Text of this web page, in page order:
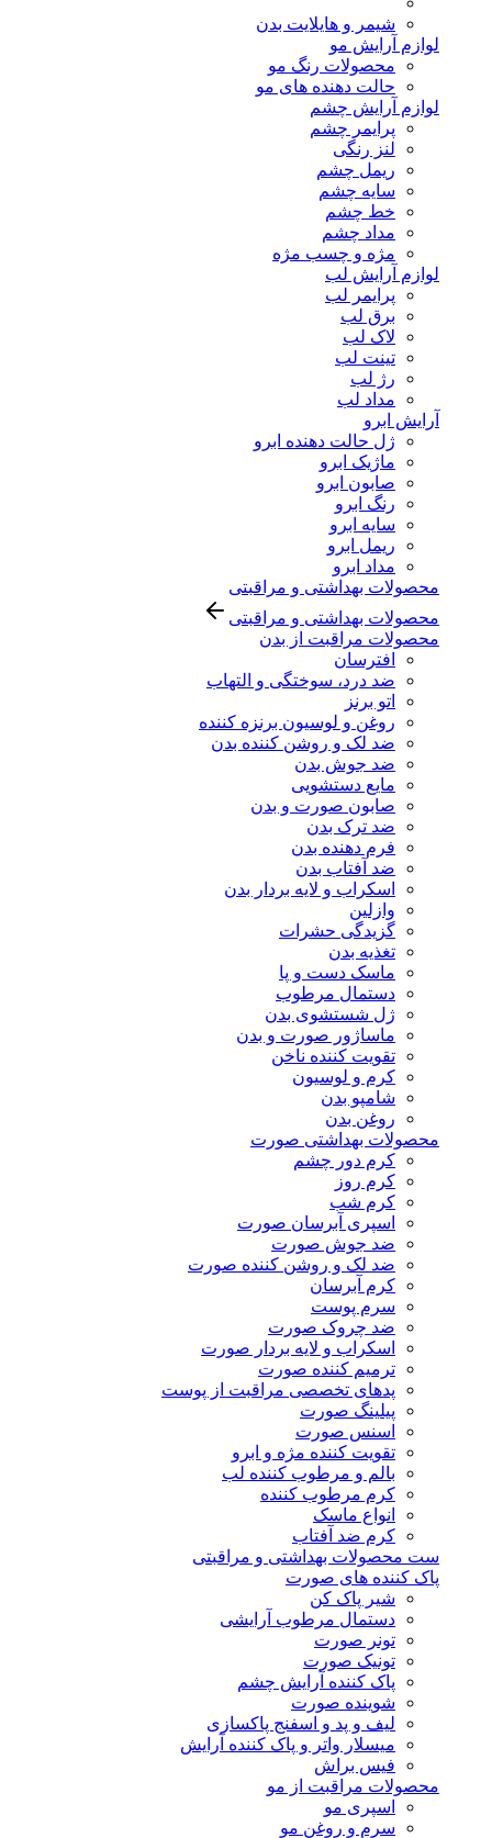
شیمر و هایلایت بدن
لوازم آرایش مو
محصولات رنگ مو
حالت دهنده های مو
لوازم آرایش چشم
پرایمر چشم
لنز رنگی
ریمل چشم
سایه چشم
خط چشم
مداد چشم
مژه و چسب مژه
لوازم آرایش لب
پرایمر لب
برق لب
لاک لب
تینت لب
رژ لب
مداد لب
آرایش ابرو
ژل حالت دهنده ابرو
ماژیک ابرو
صابون ابرو
رنگ ابرو
سایه ابرو
ریمل ابرو
مداد ابرو
محصولات بهداشتی و مراقبتی
محصولات بهداشتی و مراقبتی
محصولات مراقبت از بدن
افترسان
ضد درد، سوختگی و التهاب
اتو برنز
روغن و لوسیون برنزه کننده
ضد لک و روشن کننده بدن
ضد جوش بدن
مایع دستشویی
صابون صورت و بدن
ضد ترک بدن
فرم دهنده بدن
ضد آفتاب بدن
اسکراب و لایه بردار بدن
وازلین
گزیدگی حشرات
تغذیه بدن
ماسک دست و پا
دستمال مرطوب
ژل شستشوی بدن
ماساژور صورت و بدن
تقویت کننده ناخن
کرم و لوسیون
شامپو بدن
روغن بدن
محصولات بهداشتی صورت
کرم دور چشم
کرم روز
کرم شب
اسپری آبرسان صورت
ضد جوش صورت
ضد لک و روشن کننده صورت
کرم آبرسان
سرم پوست
ضد چروک صورت
اسکراب و لایه بردار صورت
ترمیم کننده صورت
پدهای تخصصی مراقبت از پوست
پیلینگ صورت
اسنس صورت
تقویت کننده مژه و ابرو
بالم و مرطوب کننده لب
کرم مرطوب کننده
انواع ماسک
کرم ضد آفتاب
ست محصولات بهداشتی و مراقبتی
پاک کننده های صورت
شیر پاک کن
دستمال مرطوب آرایشی
تونر صورت
تونیک صورت
پاک کننده آرایش چشم
شوینده صورت
لیف و پد و اسفنج پاکسازی
میسلار واتر و پاک کننده آرایش
فیس براش
محصولات مراقبت از مو
اسپری مو
سرم و روغن مو